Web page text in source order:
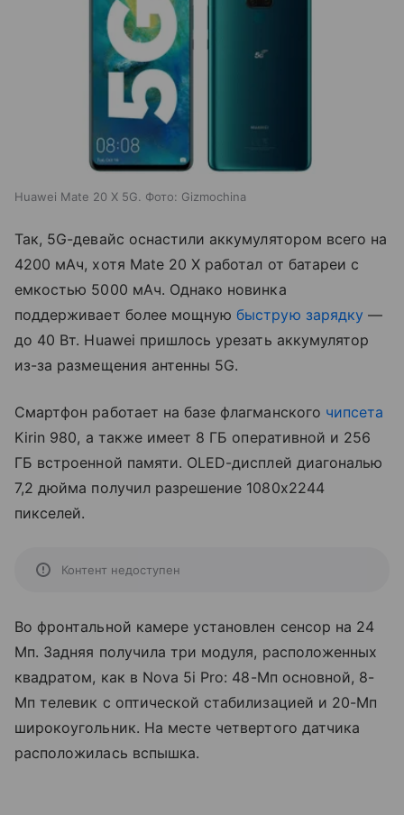
Huawei Mate 20 X 5G. Фото: Gizmochina
Так, 5G-девайс оснастили аккумулятором всего на
4200 мАч, хотя Mate 20 X работал от батареи с
емкостью 5000 мАч. Однако новинка
поддерживает более мощнуюбыструю зарядку —
до 40 Вт. Huawei пришлось урезать аккумулятор
из-за размещения антенны 5G.
Смартфон работает на базе флагманского чипсета
Kirin 980, а также имеет 8 ГБ оперативной и 256
ГБ встроенной памяти. OLED-дисплей диагональю
7,2 дюйма получил разрешение 1080x2244
пикселей.
Контент недоступен
Во фронтальной камере установлен сенсор на 24
Мп. Задняя получила три модуля, расположенных
квадратом, как в Nova 5i Pro: 48-Мп основной, 8-
Мп телевик с оптической стабилизацией и 20-Мп
широкоугольник. На месте четвертого датчика
расположилась вспышка.